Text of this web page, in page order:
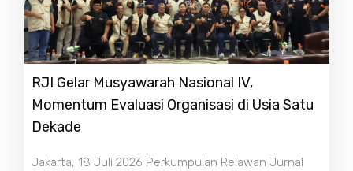
RJI Gelar Musyawarah Nasional IV,
Momentum Evaluasi Organisasi di Usia Satu
Dekade
Jakarta, 18 Juli 2026 Perkumpulan Relawan Jurnal